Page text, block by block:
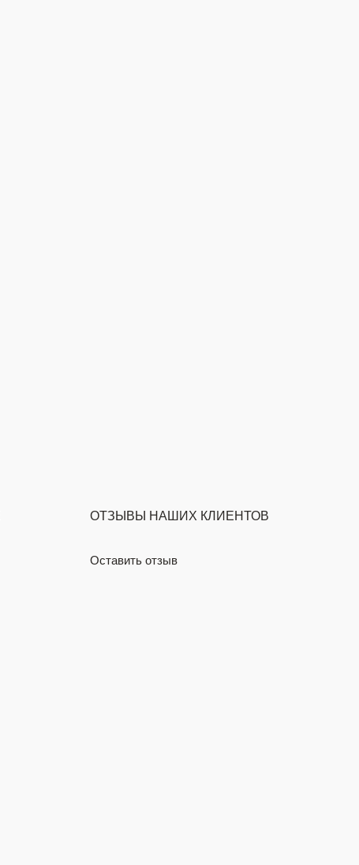
ОТЗЫВЫ НАШИХ КЛИЕНТОВ
Оставить отзыв